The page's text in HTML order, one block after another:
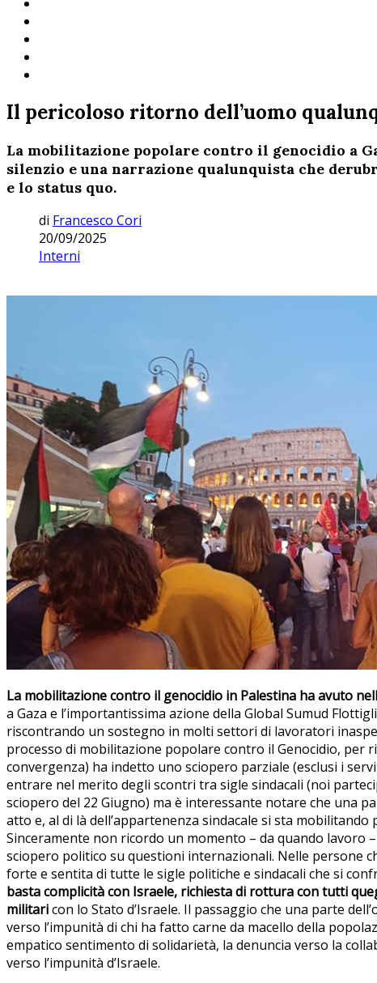
Il pericoloso ritorno dell’uomo
La mobilitazione popolare contro il genocidio a
silenzio e una narrazione qualunquista che
e lo status quo.
di Francesco Cori
20/09/2025
Interni
La mobilitazione contro il genocidio in Palestina ha avuto
a Gaza e l’importantissima azione della Global Sumud
riscontrando un sostegno in molti settori di lavoratori
processo di mobilitazione popolare contro il Genocidio, per
convergenza) ha indetto uno sciopero parziale (esclusi i
entrare nel merito degli scontri tra sigle sindacali (noi
sciopero del 22 Giugno) ma è interessante notare che una
atto e, al di là dell’appartenenza sindacale si sta
Sinceramente non ricordo un momento – da quando
sciopero politico su questioni internazionali. Nelle persone
forte e sentita di tutte le sigle politiche e sindacali che si
basta complicità con Israele, richiesta di rottura con tutti
militaricon lo Stato d’Israele. Il passaggio che una parte
verso l’impunità di chi ha fatto carne da macello della
empatico sentimento di solidarietà, la denuncia verso la
verso l’impunità d’Israele.